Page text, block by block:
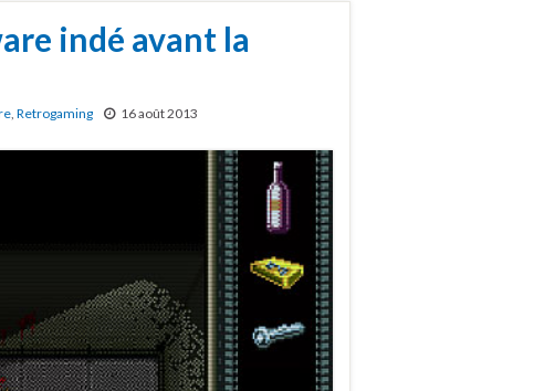
indé avant la
, Retrogaming 16 août 2013